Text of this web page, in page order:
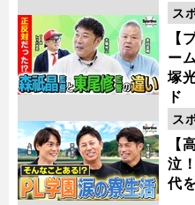
【
ー
塚
ド
ス
動
【
泣
代
ス
動